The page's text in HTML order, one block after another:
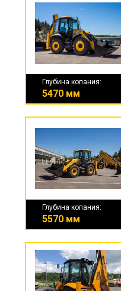
Глубина копания:
5470 мм
Глубина копания:
5570 мм